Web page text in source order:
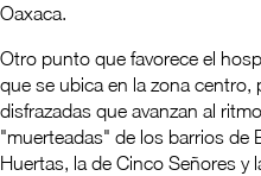
Oaxaca.
Otro punto que favorece el
que se ubica en la zona centro,
disfrazadas que avanzan al
"muerteadas" de los barrios de
Huertas, la de Cinco Señores y